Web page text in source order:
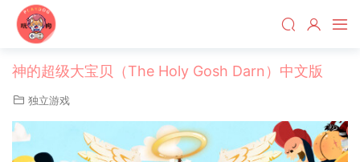
神的超级大宝贝（The Holy Gosh Darn）中文版
独立游戏